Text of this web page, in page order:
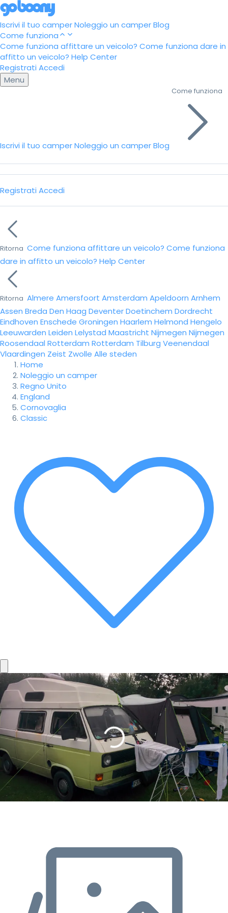
Iscrivi il tuo camperNoleggio un camperBlog
Come funziona
Come funziona affittare un veicolo? Come funziona dare in
affitto un veicolo? Help Center
Registrati Accedi
Menu
Iscrivi il tuo camperNoleggio un camperBlog
Come funziona
Registrati Accedi
Ritorna Come funziona affittare un veicolo? Come funziona
dare in affitto un veicolo? Help Center
Ritorna Almere Amersfoort Amsterdam Apeldoorn Arnhem
Assen Breda Den Haag DeventerDoetinchem Dordrecht
Eindhoven Enschede Groningen Haarlem Helmond Hengelo
Leeuwarden Leiden Lelystad Maastricht Nijmegen Nijmegen
Roosendaal Rotterdam Rotterdam Tilburg Veenendaal
Vlaardingen Zeist Zwolle Alle steden
Home
Noleggio un camper
Regno Unito
England
Cornovaglia
Classic